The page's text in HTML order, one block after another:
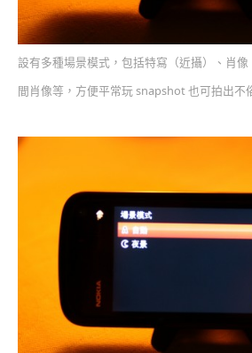
設有多種場景模式，包括特寫（近攝）、肖
間肖像等，方便平常玩 snapshot 也可拍出不